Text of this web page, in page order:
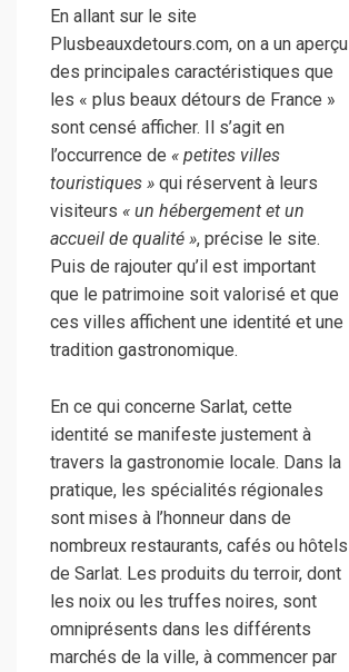
En allant sur le site
Plusbeauxdetours.com, on a un aperçu
des principales caractéristiques que
les « plus beaux détours de France »
sont censé afficher. Il s’agit en
l’occurrence de « petites villes
touristiques » qui réservent à leurs
visiteurs « un hébergement et un
accueil de qualité », précise le site.
Puis de rajouter qu’il est important
que le patrimoine soit valorisé et que
ces villes affichent une identité et une
tradition gastronomique.
En ce qui concerne Sarlat, cette
identité se manifeste justement à
travers la gastronomie locale. Dans la
pratique, les spécialités régionales
sont mises à l’honneur dans de
nombreux restaurants, cafés ou hôtels
de Sarlat. Les produits du terroir, dont
les noix ou les truffes noires, sont
omniprésents dans les différents
marchés de la ville, à commencer par